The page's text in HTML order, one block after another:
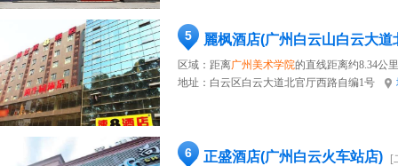
5 麗枫酒店(广州白云山白云大道
区域：距离广州美术学院的直线距离约8.34公里
地址： 白云区白云大道北官厅西路自编1号
6 正盛酒店(广州白云火车站店)
[